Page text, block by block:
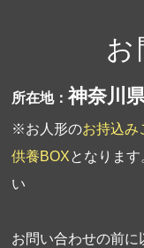
お
所在地：神奈川
※お人形のお持込み
供養BOXとなりま
い
お問い合わせの前に